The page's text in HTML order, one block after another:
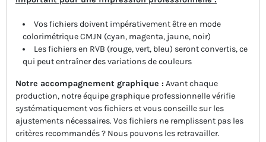
Vos fichiers doivent impérativement être en mode
colorimétrique CMJN (cyan, magenta, jaune, noir)
Les fichiers en RVB (rouge, vert, bleu) seront convertis, ce
qui peut entraîner des variations de couleurs
Notre accompagnement graphique : Avant chaque
production, notre équipe graphique professionnelle vérifie
systématiquement vos fichiers et vous conseille sur les
ajustements nécessaires. Vos fichiers ne remplissent pas les
critères recommandés ? Nous pouvons les retravailler.